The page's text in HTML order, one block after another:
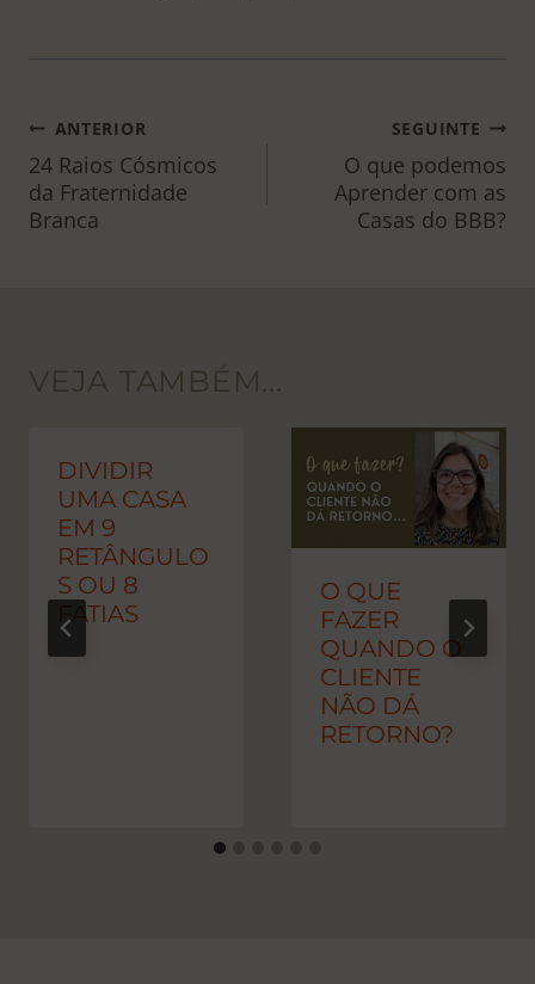
NAVEGAÇÃO
DE
POST
ANTERIOR
24 Raios Cósmicos
da Fraternidade
Branca
SEGUINTE
O que podemos
Aprender com as
Casas do BBB?
VEJA TAMBÉM...
DIVIDIR
UMA CASA
EM 9
RETÂNGULO
S OU 8
FATIAS
O QUE
FAZER
QUANDO O
CLIENTE
NÃO DÁ
RETORNO?